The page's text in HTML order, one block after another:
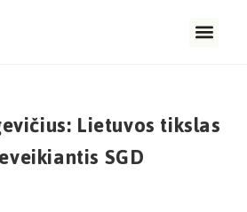
Lietuvos tikslas
SGD